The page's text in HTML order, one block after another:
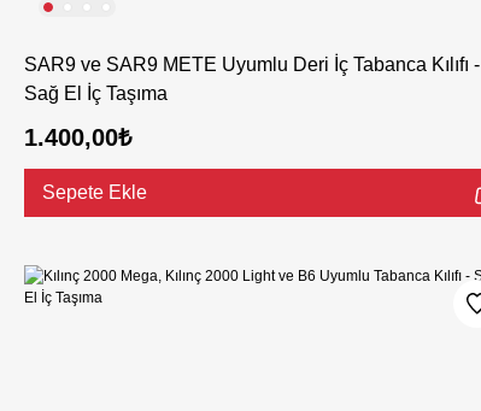
SAR9 ve SAR9 METE Uyumlu Deri İç Tabanca Kılıfı -
Sağ El İç Taşıma
1.400,00₺
Sepete Ekle